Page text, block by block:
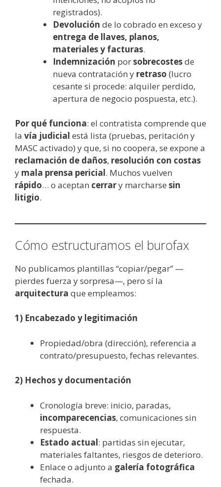
registrados).
Devolución de lo cobrado en exceso y
entrega de llaves, planos,
materiales y facturas.
Indemnización porsobrecostesde
nueva contratación y retraso (lucro
cesante si procede: alquiler perdido,
apertura de negocio pospuesta, etc.).
Por qué funciona: el contratista comprende que
la vía judicial está lista (pruebas, peritación y
MASC activado) y que, si no coopera, se expone a
reclamación de daños, resolución con costas
y mala prensa pericial. Muchos vuelven
rápido… o aceptan cerrary marcharse sin
litigio.
Cómo estructuramos el burofax
No publicamos plantillas “copiar/pegar” —
pierdes fuerza y sorpresa—, pero sí la
arquitectura que empleamos:
1) Encabezado y legitimación
Propiedad/obra (dirección), referencia a
contrato/presupuesto, fechas relevantes.
2) Hechos y documentación
Cronología breve: inicio, paradas,
incomparecencias, comunicaciones sin
respuesta.
Estado actual: partidas sin ejecutar,
materiales faltantes, riesgos de deterioro.
Enlace o adjunto a galería fotográfica
fechada.